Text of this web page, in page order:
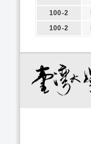
100-2
100-2